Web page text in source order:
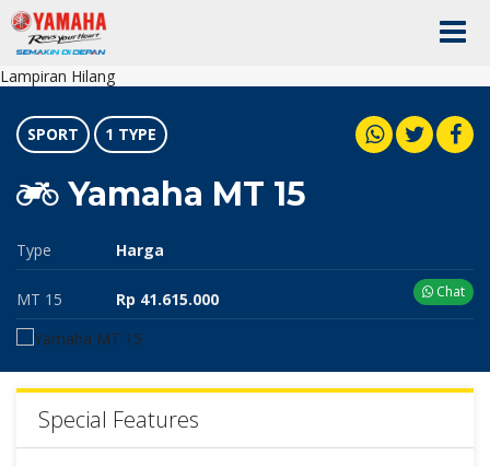
Lampiran Hilang
SPORT 1 TYPE
Yamaha MT 15
Type Harga
MT 15 Rp 41.615.000 Chat
Special Features